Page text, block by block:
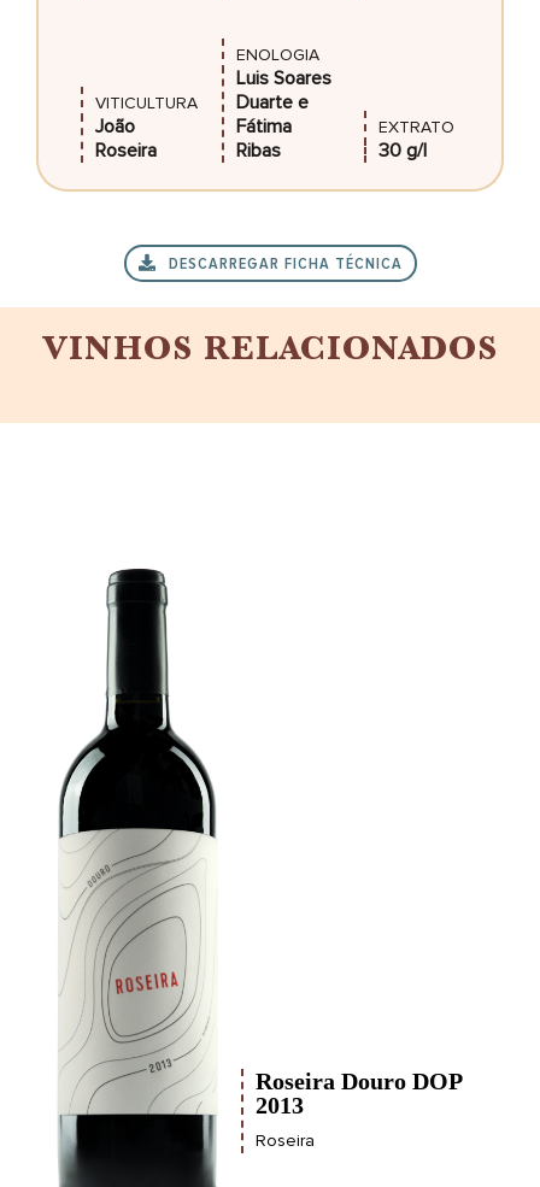
VITICULTURA
João
Roseira
ENOLOGIA
Luis Soares
Duarte e
Fátima
Ribas
EXTRATO
30 g/l
DESCARREGAR FICHA TÉCNICA
VINHOS RELACIONADOS
Roseira Douro DOP
2013
Roseira